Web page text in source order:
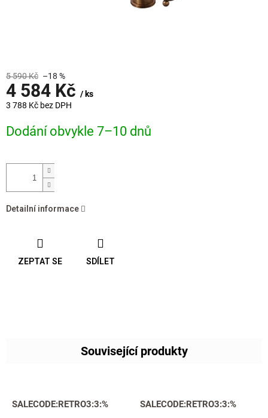
5 590 Kč –18 %
4 584 Kč / ks
3 788 Kč bez DPH
cena:
Dodání obvykle 7–10 dnů
Detailní informace
ZEPTAT SE SDÍLET
Související produkty
SALECODE:RETRO3:3:% SALECODE:RETRO3:3:%